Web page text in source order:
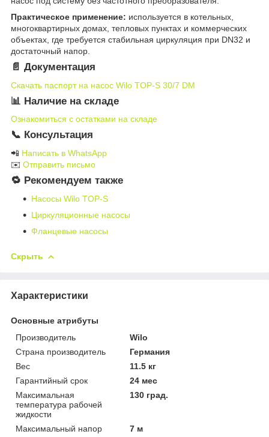
Практическое применение: используется в котельных,
многоквартирных домах, тепловых пунктах и коммерческих
объектах, где требуется стабильная циркуляция при DN32 и
достаточный напор.
📄 Документация
Скачать паспорт на насос Wilo TOP-S 30/7 DM
📊 Наличие на складе
Ознакомиться с остатками на складе
📞 Консультация
📲 Написать в WhatsApp
✉️ Отправить письмо
🔁 Рекомендуем также
Насосы Wilo TOP-S
Циркуляционные насосы
Фланцевые насосы
Скрыть
Характеристики
Основные атрибуты
Производитель
Wilo
Страна производитель
Германия
Вес
11.5 кг
Гарантийный срок
24 мес
Максимальная
температура рабочей
жидкости
130 град.
Максимальный напор
7 м